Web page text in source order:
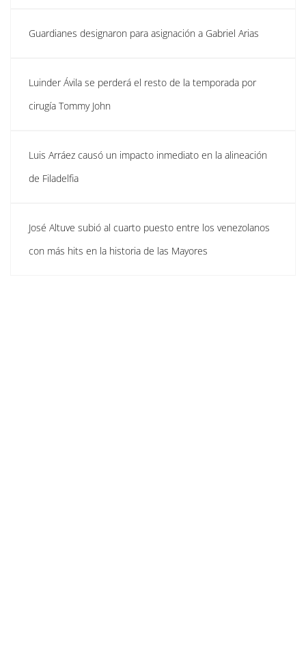
Guardianes designaron para asignación a Gabriel Arias
Luinder Ávila se perderá el resto de la temporada por
cirugía Tommy John
Luis Arráez causó un impacto inmediato en la alineación
de Filadelfia
José Altuve subió al cuarto puesto entre los venezolanos
con más hits en la historia de las Mayores